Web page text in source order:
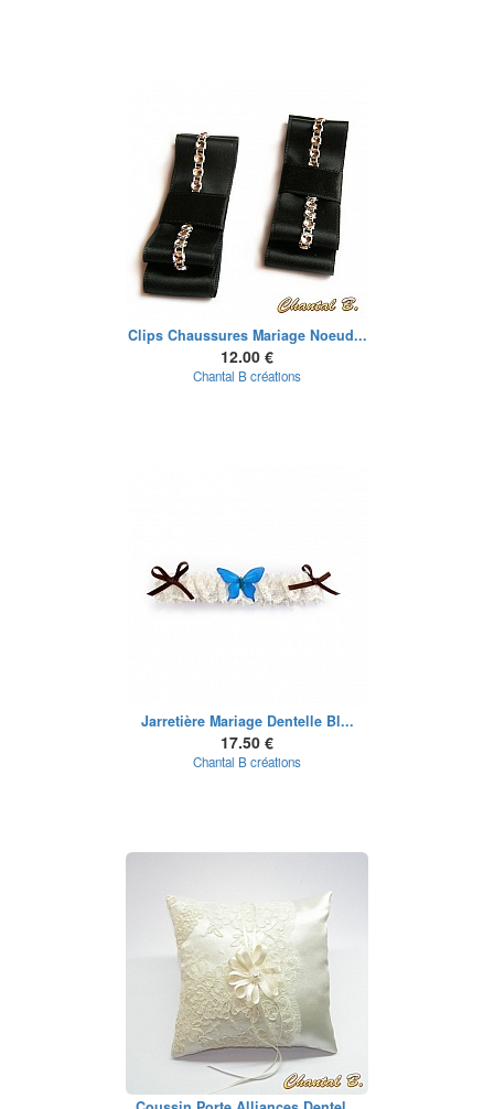
Clips Chaussures Mariage Noeud...
12.00 €
Chantal B créations
Jarretière Mariage Dentelle Bl...
17.50 €
Chantal B créations